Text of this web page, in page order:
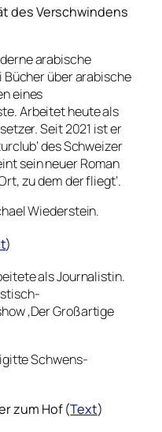
des Verschwindens
arabische
über arabische
eines
Arbeitet heute als
Seit 2021 ist er
des Schweizer
sein neuer Roman
zu dem der fliegt‘.
Wiederstein.
)
als Journalistin.
‚Der Großartige
Schwens-
zum Hof (Text)